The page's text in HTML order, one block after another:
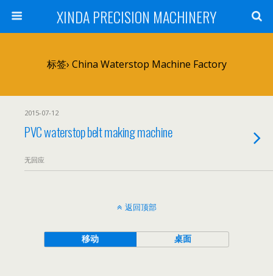
XINDA PRECISION MACHINERY
标签› China Waterstop Machine Factory
2015-07-12
PVC waterstop belt making machine
无回应
返回顶部
移动 桌面